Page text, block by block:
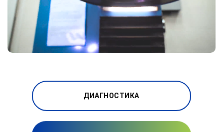
ДИАГНОСТИКА